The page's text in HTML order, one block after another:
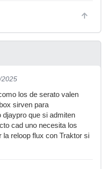
2025
los de serato valen
sirven para
que si admiten
cad uno necesita los
la reloop flux con Traktor si